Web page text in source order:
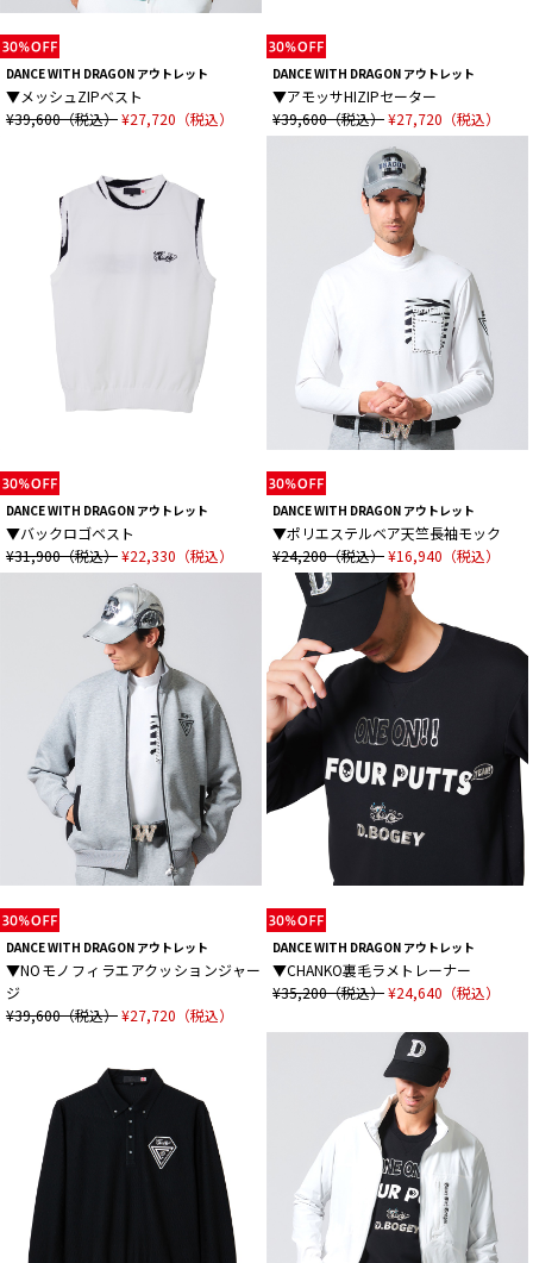
DANCE WITH DRAGON アウトレット
▼メッシュZIPベスト
¥39,600（税込）¥27,720（税込）
DANCE WITH DRAGON アウトレット
▼アモッサHIZIPセーター
¥39,600（税込）¥27,720（税込）
DANCE WITH DRAGON アウトレット
▼バックロゴベスト
¥31,900（税込）¥22,330（税込）
DANCE WITH DRAGON アウトレット
▼ポリエステルベア天竺長袖モック
¥24,200（税込）¥16,940（税込）
DANCE WITH DRAGON アウトレット
▼NOモノフィラエアクッションジャー
ジ
¥39,600（税込）¥27,720（税込）
DANCE WITH DRAGON アウトレット
▼CHANKO裏毛ラメトレーナー
¥35,200（税込）¥24,640（税込）